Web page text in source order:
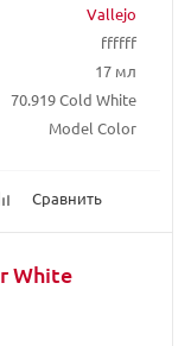
Vallejo
ffffff
17 мл
70.919 Cold White
Model Color
Сравнить
White